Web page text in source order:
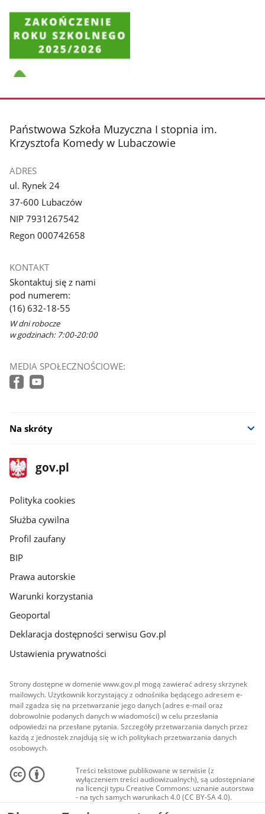
zdjęcie
galerii.
stopka
Państwowa Szkoła Muzyczna I stopnia im.
Krzysztofa Komedy w Lubaczowie
ADRES
ul. Rynek 24
37-600 Lubaczów
NIP 7931267542
Regon 000742658
KONTAKT
Skontaktuj się z nami
pod numerem:
(16) 632-18-55
W dni robocze
w godzinach: 7:00-20:00
MEDIA SPOŁECZNOŚCIOWE:
Na skróty
stopka
gov.pl
Strona
gov.pl
gov.pl
Polityka cookies
Służba cywilna
Profil zaufany
BIP
Prawa autorskie
Warunki korzystania
Geoportal
Deklaracja dostępności serwisu Gov.pl
Ustawienia prywatności
Strony dostępne w domenie www.gov.pl mogą zawierać adresy skrzynek
mailowych. Użytkownik korzystający z odnośnika będącego adresem e-
mail zgadza się na przetwarzanie jego danych (adres e-mail oraz
dobrowolnie podanych danych w wiadomości) w celu przesłania
odpowiedzi na przesłane pytania. Szczegóły przetwarzania danych przez
każdą z jednostek znajdują się w ich politykach przetwarzania danych
osobowych.
Treści tekstowe publikowane w serwisie (z
wyłączeniem treści audiowizualnych), są udostępniane
na licencji typu Creative Commons: uznanie autorstwa
- na tych samych warunkach 4.0 (CC BY-SA 4.0).
Materiały audiowizualne, w tym zdjęcia, materiały